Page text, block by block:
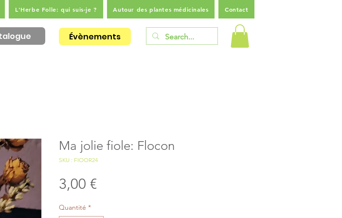
L'Herbe Folle: qui suis-je ? Autour des plantes médicinales Contact
Évènements
Ma jolie fiole: Flocon
SKU : FIOOR24
3,00 €
Quantité *